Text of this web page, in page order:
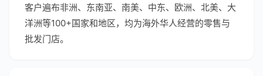
客户遍布非洲、东南亚、南美、中东、欧洲、北美、大
洋洲等100+国家和地区，均为海外华人经营的零售与
批发门店。